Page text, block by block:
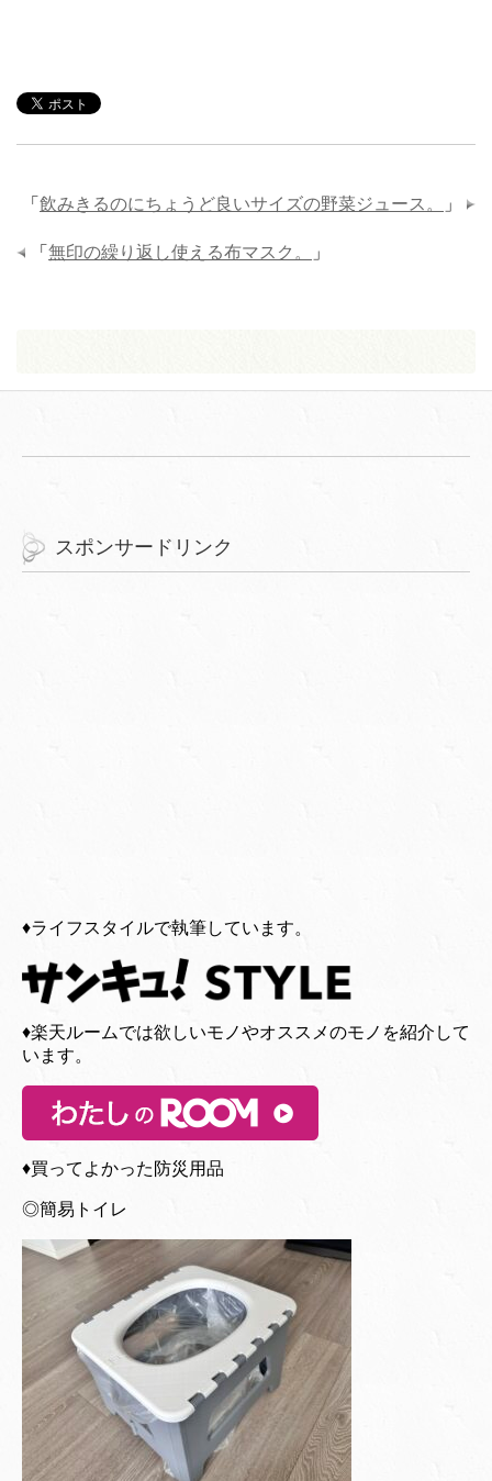
「 飲みきるのにちょうど良いサイズの野菜ジュース。 」
「 無印の繰り返し使える布マスク。 」
スポンサードリンク
♦︎ライフスタイルで執筆しています。
♦︎楽天ルームでは欲しいモノやオススメのモノを紹介して
います。
♦︎買ってよかった防災用品
◎簡易トイレ